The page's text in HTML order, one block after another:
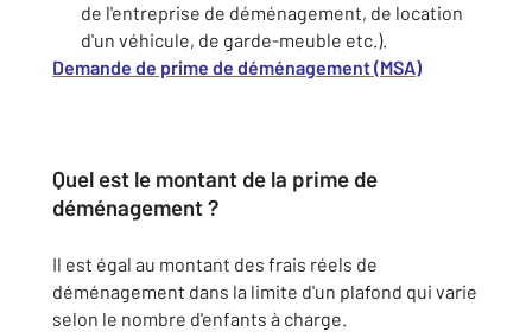
de l'entreprise de déménagement, de location
d'un véhicule, de garde-meuble etc.).
Demande de prime de déménagement (MSA)
Quel est le montant de la prime de
déménagement ?
Il est égal au montant des frais réels de
déménagement dans la limite d'un plafond qui varie
selon le nombre d'enfants à charge.